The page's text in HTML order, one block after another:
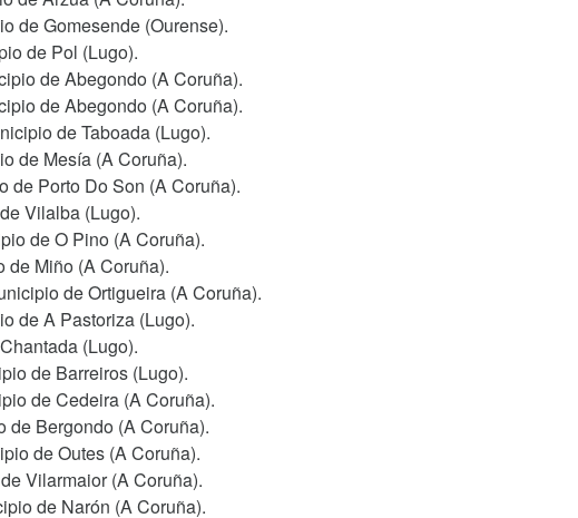
de Gomesende (Ourense).
de Pol (Lugo).
de Abegondo (A Coruña).
de Abegondo (A Coruña).
de Taboada (Lugo).
de Mesía (A Coruña).
de Porto Do Son (A Coruña).
Vilalba (Lugo).
de O Pino (A Coruña).
de Miño (A Coruña).
de Ortigueira (A Coruña).
de A Pastoriza (Lugo).
(Lugo).
de Barreiros (Lugo).
de Cedeira (A Coruña).
de Bergondo (A Coruña).
de Outes (A Coruña).
Vilarmaior (A Coruña).
de Narón (A Coruña).